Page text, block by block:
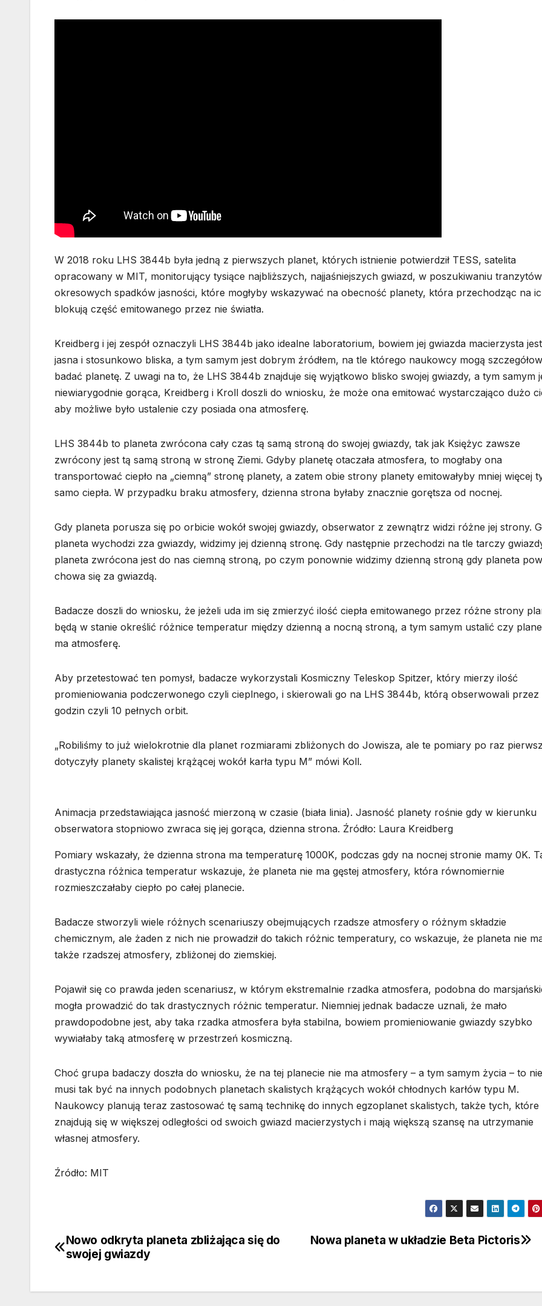
W 2018 roku LHS 3844b była jedną z pierwszych planet, których istnienie potwierdził TESS, satelita
opracowany w MIT, monitorujący tysiące najbliższych, najjaśniejszych gwiazd, w poszukiwaniu
okresowych spadków jasności, które mogłyby wskazywać na obecność planety, która przechodząc na
blokują część emitowanego przez nie światła.
Kreidberg i jej zespół oznaczyli LHS 3844b jako idealne laboratorium, bowiem jej gwiazda macierzysta jest
jasna i stosunkowo bliska, a tym samym jest dobrym źródłem, na tle którego naukowcy mogą
badać planetę. Z uwagi na to, że LHS 3844b znajduje się wyjątkowo blisko swojej gwiazdy, a tym samym
niewiarygodnie gorąca, Kreidberg i Kroll doszli do wniosku, że może ona emitować wystarczająco dużo
aby możliwe było ustalenie czy posiada ona atmosferę.
LHS 3844b to planeta zwrócona cały czas tą samą stroną do swojej gwiazdy, tak jak Księżyc zawsze
zwrócony jest tą samą stroną w stronę Ziemi. Gdyby planetę otaczała atmosfera, to mogłaby ona
transportować ciepło na „ciemną” stronę planety, a zatem obie strony planety emitowałyby mniej więcej
samo ciepła. W przypadku braku atmosfery, dzienna strona byłaby znacznie gorętsza od nocnej.
Gdy planeta porusza się po orbicie wokół swojej gwiazdy, obserwator z zewnątrz widzi różne jej strony.
planeta wychodzi zza gwiazdy, widzimy jej dzienną stronę. Gdy następnie przechodzi na tle tarczy
planeta zwrócona jest do nas ciemną stroną, po czym ponownie widzimy dzienną stroną gdy planeta
chowa się za gwiazdą.
Badacze doszli do wniosku, że jeżeli uda im się zmierzyć ilość ciepła emitowanego przez różne strony
będą w stanie określić różnice temperatur między dzienną a nocną stroną, a tym samym ustalić czy
ma atmosferę.
Aby przetestować ten pomysł, badacze wykorzystali Kosmiczny Teleskop Spitzer, który mierzy ilość
promieniowania podczerwonego czyli cieplnego, i skierowali go na LHS 3844b, którą obserwowali przez
godzin czyli 10 pełnych orbit.
„Robiliśmy to już wielokrotnie dla planet rozmiarami zbliżonych do Jowisza, ale te pomiary po raz
dotyczyły planety skalistej krążącej wokół karła typu M” mówi Koll.
Animacja przedstawiająca jasność mierzoną w czasie (biała linia). Jasność planety rośnie gdy w kierunku
obserwatora stopniowo zwraca się jej gorąca, dzienna strona. Źródło: Laura Kreidberg
Pomiary wskazały, że dzienna strona ma temperaturę 1000K, podczas gdy na nocnej stronie mamy 0K.
drastyczna różnica temperatur wskazuje, że planeta nie ma gęstej atmosfery, która równomiernie
rozmieszczałaby ciepło po całej planecie.
Badacze stworzyli wiele różnych scenariuszy obejmujących rzadsze atmosfery o różnym składzie
chemicznym, ale żaden z nich nie prowadził do takich różnic temperatury, co wskazuje, że planeta nie
także rzadszej atmosfery, zbliżonej do ziemskiej.
Pojawił się co prawda jeden scenariusz, w którym ekstremalnie rzadka atmosfera, podobna do
mogła prowadzić do tak drastycznych różnic temperatur. Niemniej jednak badacze uznali, że mało
prawdopodobne jest, aby taka rzadka atmosfera była stabilna, bowiem promieniowanie gwiazdy szybko
wywiałaby taką atmosferę w przestrzeń kosmiczną.
Choć grupa badaczy doszła do wniosku, że na tej planecie nie ma atmosfery – a tym samym życia – to nie
musi tak być na innych podobnych planetach skalistych krążących wokół chłodnych karłów typu M.
Naukowcy planują teraz zastosować tę samą technikę do innych egzoplanet skalistych, także tych, które
znajdują się w większej odległości od swoich gwiazd macierzystych i mają większą szansę na utrzymanie
własnej atmosfery.
Źródło: MIT
Nawigacja
Nowa planeta w układzie Beta Pictoris
Nowo odkryta planeta zbliżająca się do
swojej gwiazdy